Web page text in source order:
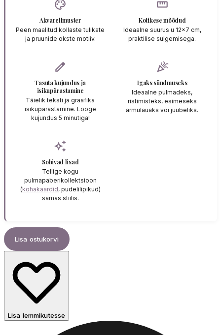
palette
Akvarellmuster
Peen maalitud kollaste tulikate
ja pruunide okste motiiv.
straighten
Kotikese mõõdud
Ideaalne suurus u 12x7 cm,
praktilise sulgemisega.
edit
Tasuta kujundus ja
isikupärastamine
Täielik teksti ja graafika
isikupärastamine. Looge
kujundus 5 minutiga!
celebration
Igaks sündmuseks
Ideaalne pulmadeks,
ristimisteks, esimeseks
armulauaks või juubeliks.
auto_awesome
Sobivad lisad
Tellige kogu
pulmapaberikollektsioon
(kohakaardid, pudelilipikud)
samas stiilis.
Lisa ostukorvi
Lisa lemmikutesse